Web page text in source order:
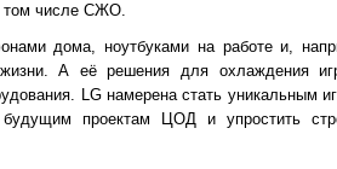
том числе СЖО.
дома, ноутбуками на работе и,
А её решения для охлаждения
LG намерена стать уникальным
будущим проектам ЦОД и упростить